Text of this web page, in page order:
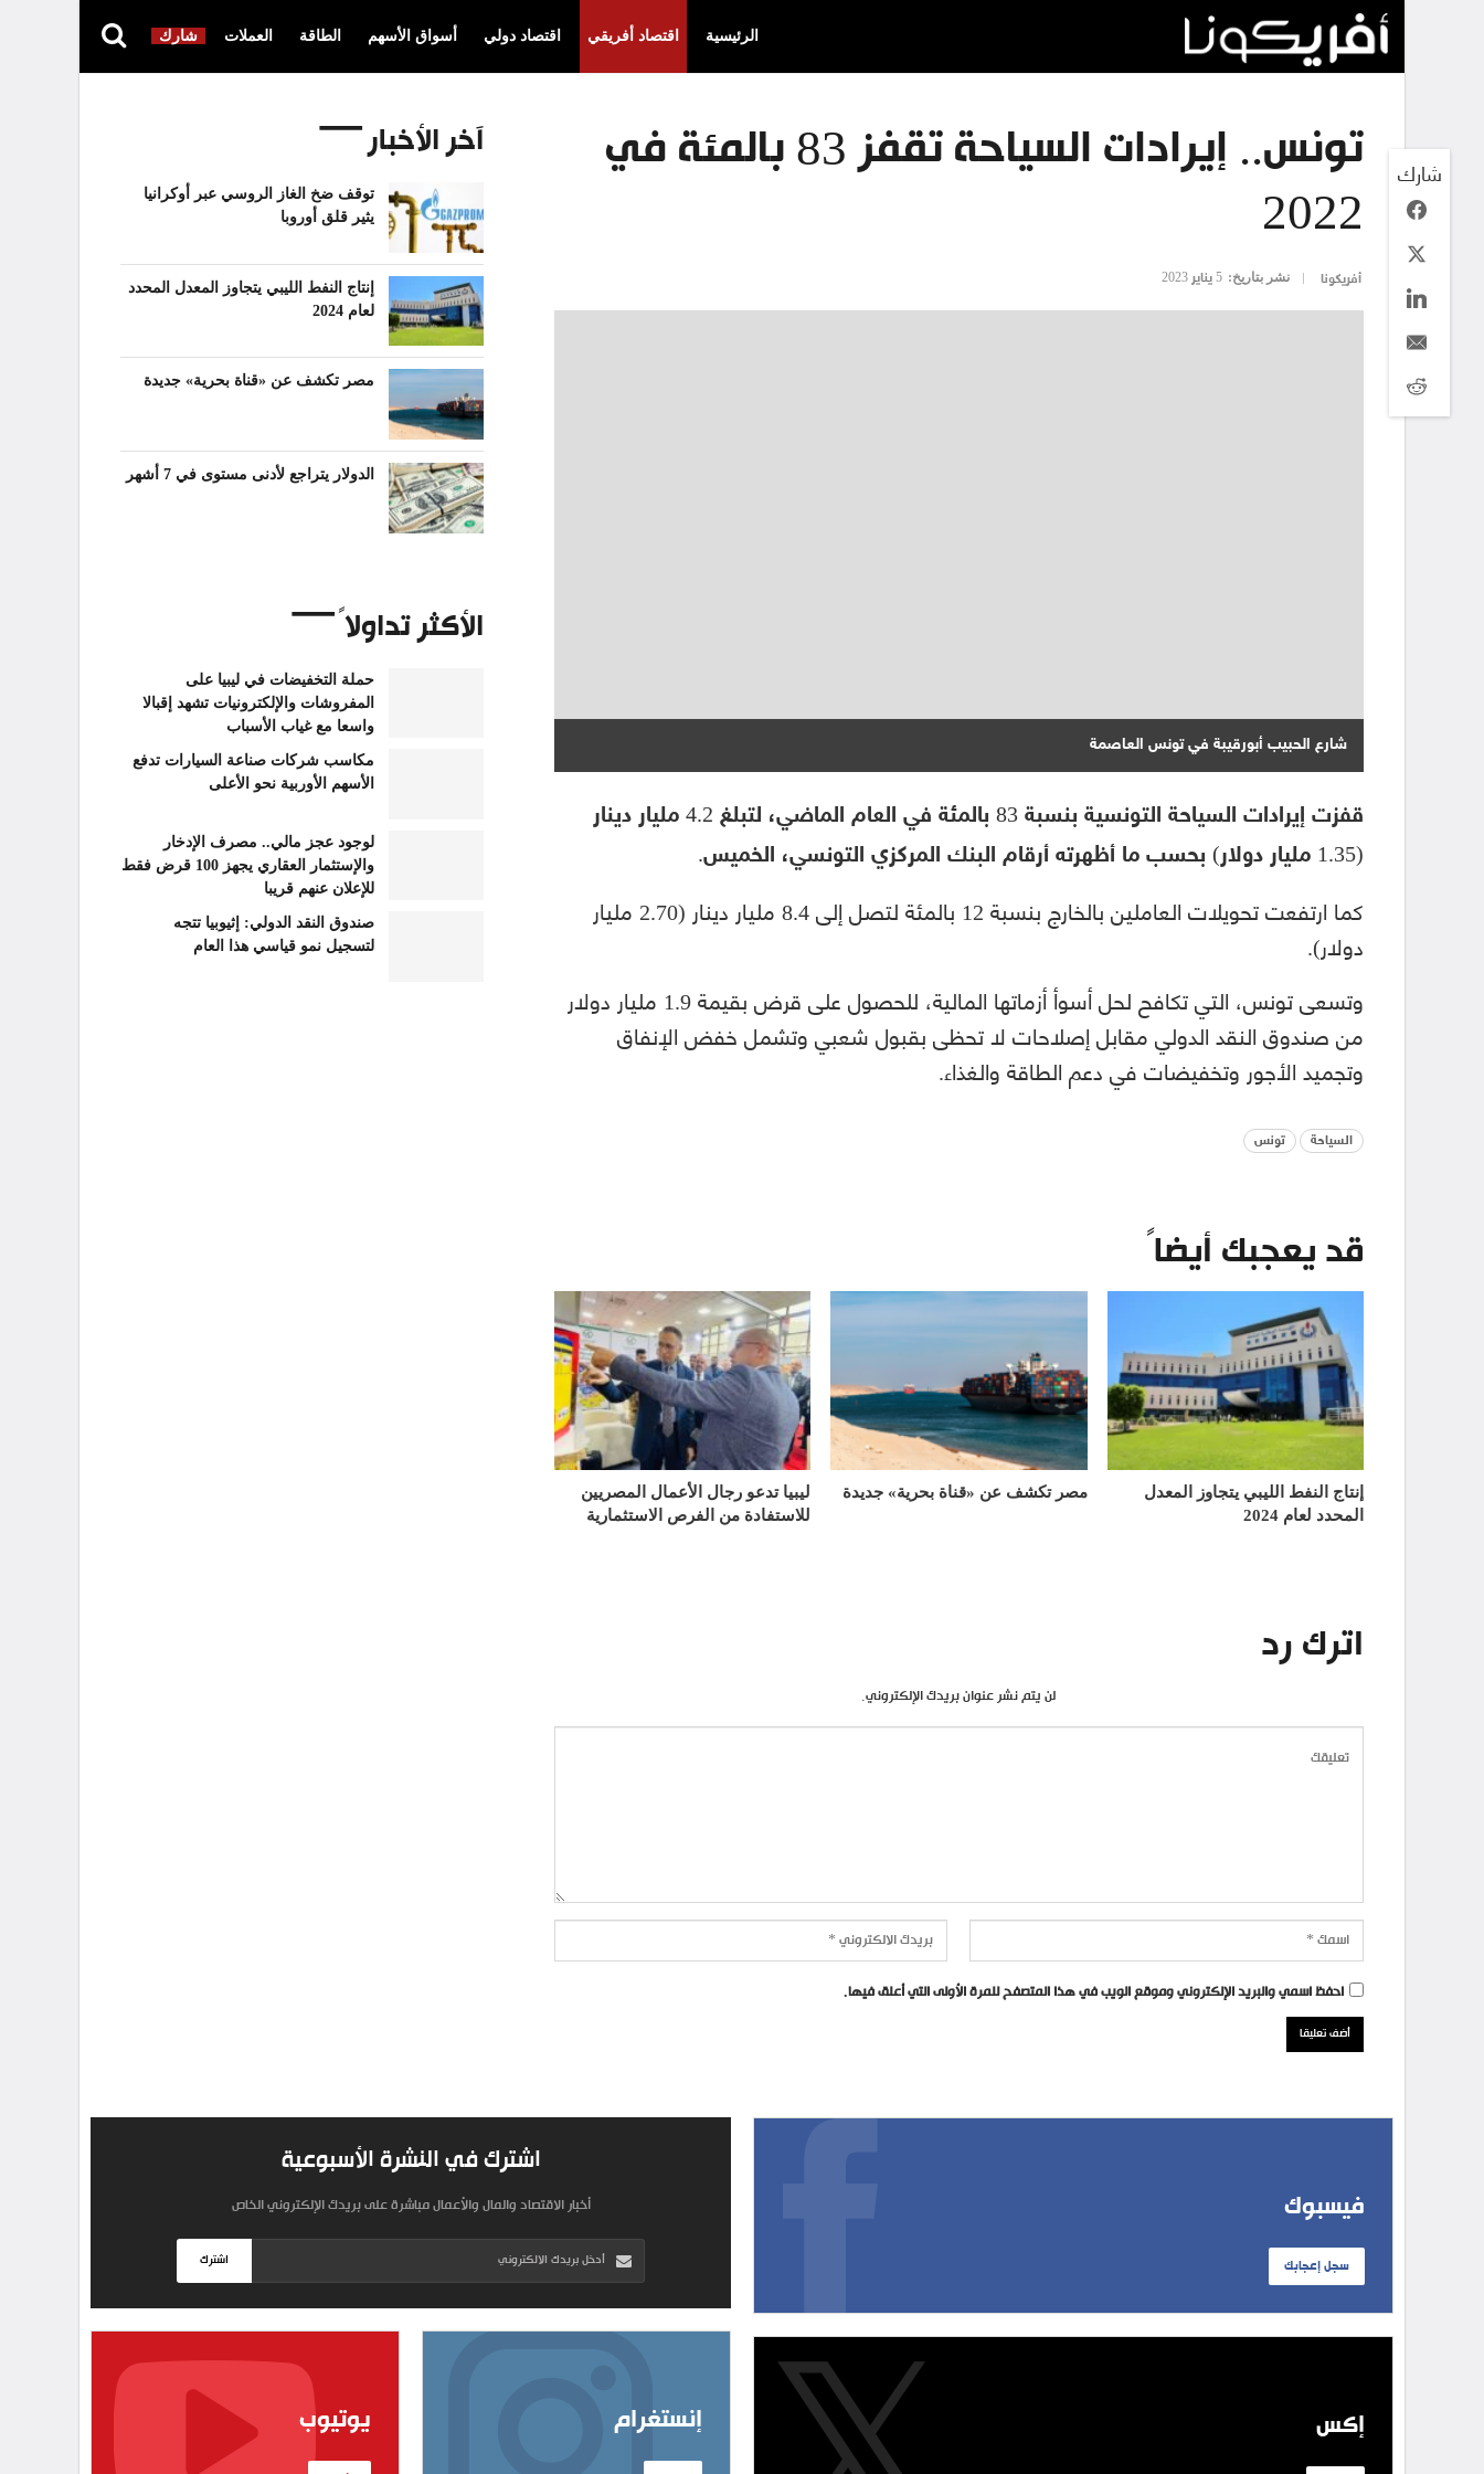
الرئيسية اقتصاد أفريقي اقتصاد دولي أسواق الأسهم الطاقة العملات شارك
تونس.. إيرادات السياحة تقفز 83 بالمئة في
2022
أفريكونا نشر بتاريخ: 5 يناير 2023
شارع الحبيب أبورقيبة في تونس العاصمة
شارك
قفزت إيرادات السياحة التونسية بنسبة 83 بالمئة في العام الماضي، لتبلغ 4.2 مليار دينار
(1.35 مليار دولار) بحسب ما أظهرته أرقام البنك المركزي التونسي، الخميس.
كما ارتفعت تحويلات العاملين بالخارج بنسبة 12 بالمئة لتصل إلى 8.4 مليار دينار (2.70 مليار
دولار).
وتسعى تونس، التي تكافح لحل أسوأ أزماتها المالية، للحصول على قرض بقيمة 1.9 مليار دولار
من صندوق النقد الدولي مقابل إصلاحات لا تحظى بقبول شعبي وتشمل خفض الإنفاق
وتجميد الأجور وتخفيضات في دعم الطاقة والغذاء.
السياحة تونس
قد يعجبك أيضاً
إنتاج النفط الليبي يتجاوز المعدل
المحدد لعام 2024
مصر تكشف عن «قناة بحرية» جديدة
ليبيا تدعو رجال الأعمال المصريين
للاستفادة من الفرص الاستثمارية
اترك رد
لن يتم نشر عنوان بريدك الإلكتروني.
احفظ اسمي والبريد الإلكتروني وموقع الويب في هذا المتصفح للمرة الأولى التي أعلق فيها.
آخر الأخبار
توقف ضخ الغاز الروسي عبر أوكرانيا
يثير قلق أوروبا
إنتاج النفط الليبي يتجاوز المعدل المحدد
لعام 2024
مصر تكشف عن «قناة بحرية» جديدة
الدولار يتراجع لأدنى مستوى في 7 أشهر
الأكثر تداولاً
حملة التخفيضات في ليبيا على
المفروشات والإلكترونيات تشهد إقبالا
واسعا مع غياب الأسباب
مكاسب شركات صناعة السيارات تدفع
الأسهم الأوربية نحو الأعلى
لوجود عجز مالي.. مصرف الإدخار
والإستثمار العقاري يجهز 100 قرض فقط
للإعلان عنهم قريبا
صندوق النقد الدولي: إثيوبيا تتجه
لتسجيل نمو قياسي هذا العام
فيسبوك
سجل إعجابك
إكس
اشترك في النشرة الأسبوعية
أخبار الاقتصاد والمال والأعمال مباشرة على بريدك الإلكتروني الخاص
اشترك
إنستغرام يوتيوب